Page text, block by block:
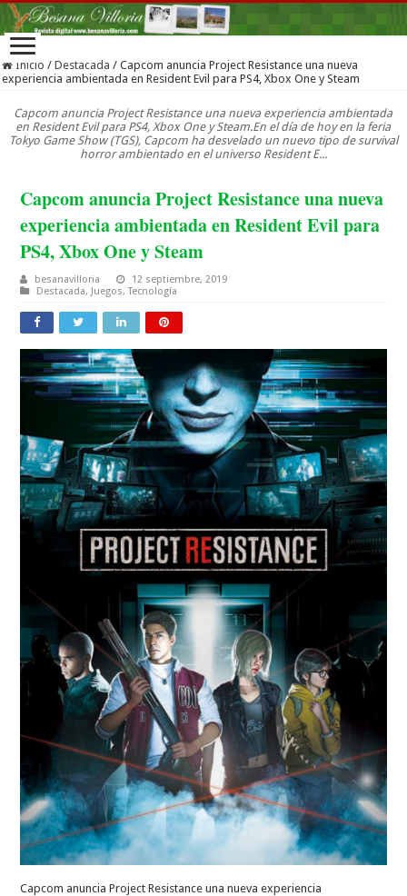
Inicio / Destacada / Capcom anuncia Project Resistance una nueva
experiencia ambientada en Resident Evil para PS4, Xbox One y Steam
Capcom anuncia Project Resistance una nueva experiencia ambientada
en Resident Evil para PS4, Xbox One y Steam.En el día de hoy en la feria
Tokyo Game Show (TGS), Capcom ha desvelado un nuevo tipo de survival
horror ambientado en el universo Resident E...
Capcom anuncia Project Resistance una nueva
experiencia ambientada en Resident Evil para
PS4, Xbox One y Steam
besanavilloria
12 septiembre, 2019
Destacada, Juegos,Tecnología
Capcom anuncia Project Resistance una nueva experiencia